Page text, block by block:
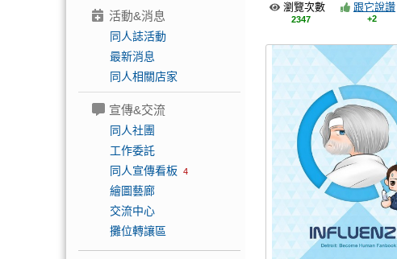
活動&消息
同人誌活動
最新消息
同人相關店家
宣傳&交流
同人社團
工作委託
同人宣傳看板 4
繪圖藝廊
交流中心
攤位轉讓區
瀏覽次數
2347
跟它說讚
+2